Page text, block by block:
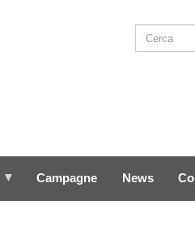
Campagne News